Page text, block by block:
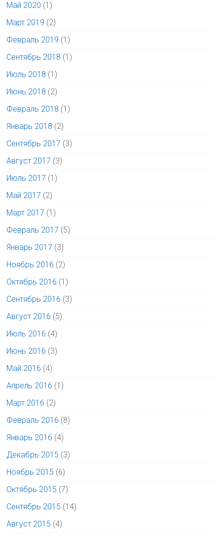
Май 2020 (1)
Март 2019 (2)
Февраль 2019 (1)
Сентябрь 2018 (1)
Июль 2018 (1)
Июнь 2018 (2)
Февраль 2018 (1)
Январь 2018 (2)
Сентябрь 2017 (3)
Август 2017 (3)
Июль 2017 (1)
Май 2017 (2)
Март 2017 (1)
Февраль 2017 (5)
Январь 2017 (3)
Ноябрь 2016 (2)
Октябрь 2016 (1)
Сентябрь 2016 (3)
Август 2016 (5)
Июль 2016 (4)
Июнь 2016 (3)
Май 2016 (4)
Апрель 2016 (1)
Март 2016 (2)
Февраль 2016 (8)
Январь 2016 (4)
Декабрь 2015 (3)
Ноябрь 2015 (6)
Октябрь 2015 (7)
Сентябрь 2015 (14)
Август 2015 (4)